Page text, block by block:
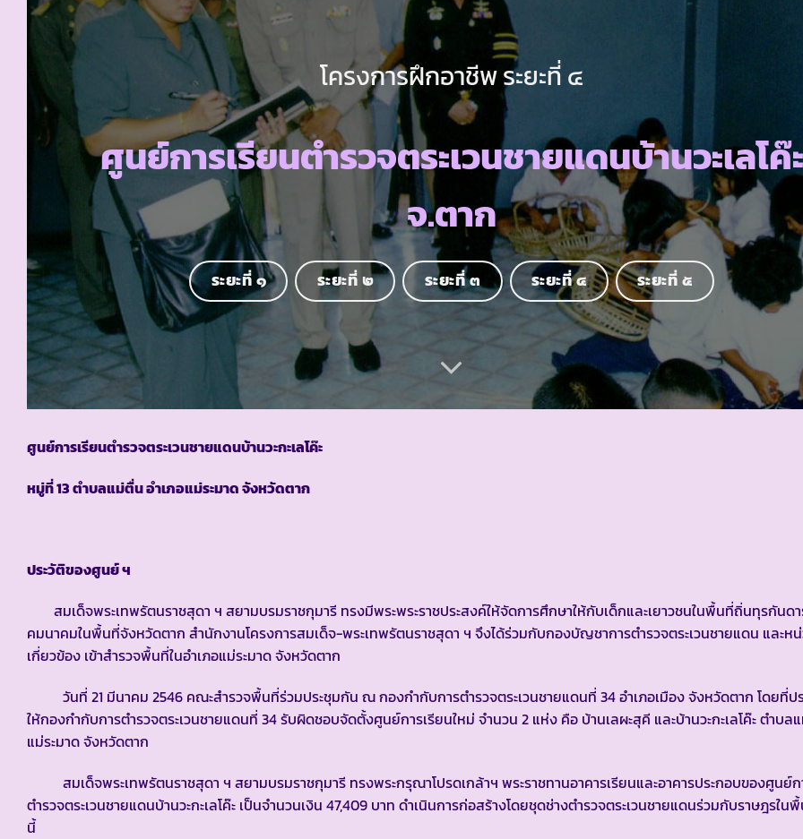
โครงการฝึกอาชีพ ระยะที่ ๔
ศูนย์การเรียนตำรวจตระเวนชายแดนบ้านวะเลโค๊ะ
จ.ตาก
ระยะที่ ๑ ระยะที่ ๒ ระยะที่ ๓ ระยะที่ ๔ ระยะที่ ๕
ศูนย์การเรียนตำรวจตระเวนชายแดนบ้านวะกะเลโค๊ะ
หมู่ที่13 ตำบลแม่ตื่น อำเภอแม่ระมาด จังหวัดตาก
ประวัติของศูนย์ ฯ
สมเด็จพระเทพรัตนราชสุดา ฯ สยามบรมราชกุมารี ทรงมีพระพระราชประสงค์ให้จัดการศึกษาให้กับเด็กและเยาวชนในพื้นที่ถิ่นทุรกันด
คมนาคมในพื้นที่จังหวัดตาก สำนักงานโครงการสมเด็จ-พระเทพรัตนราชสุดา ฯ จึงได้ร่วมกับกองบัญชาการตำรวจตระเวนชายแดน และห
เกี่ยวข้อง เข้าสำรวจพื้นที่ในอำเภอแม่ระมาด จังหวัดตาก
วันที่ 21 มีนาคม 2546 คณะสำรวจพื้นที่ร่วมประชุมกัน ณ กองกำกับการตำรวจตระเวนชายแดนที่ 34 อำเภอเมือง จังหวัดตาก โดยที่ป
ให้กองกำกับการตำรวจตระเวนชายแดนที่ 34 รับผิดชอบจัดตั้งศูนย์การเรียนใหม่ จำนวน 2 แห่ง คือ บ้านเลผะสุคี และบ้านวะกะเลโค๊ะ ตำบล
แม่ระมาด จังหวัดตาก
สมเด็จพระเทพรัตนราชสุดา ฯ สยามบรมราชกุมารี ทรงพระกรุณาโปรดเกล้าฯ พระราชทานอาคารเรียนและอาคารประกอบของศูนย์ก
ตำรวจตระเวนชายแดนบ้านวะกะเลโค๊ะ เป็นจำนวนเงิน 47,409 บาท ดำเนินการก่อสร้างโดยชุดช่างตำรวจตระเวนชายแดนร่วมกับราษฎรใ
นี้